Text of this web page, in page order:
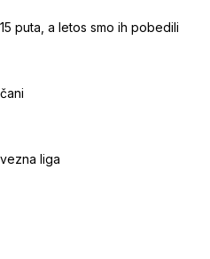
puta, a letos smo ih pobedili
liga